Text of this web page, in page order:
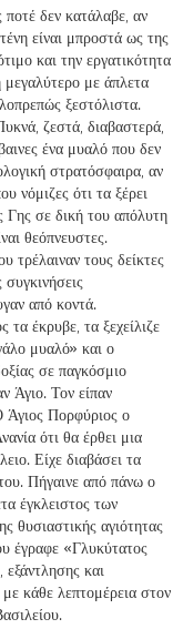
δεν κατάλαβε, αν
είναι μπροστά ως της
και την εργατικότητα
με άπλετα
ξεστόλιστα.
ζεστά, διαβαστερά,
ένα μυαλό που δεν
στρατόσφαιρα, αν
νόμιζες ότι τα ξέρει
Γης σε δική του απόλυτη
θεόπνευστες.
τρέλαιναν τους δείκτες
από κοντά.
έκρυβε, τα ξεχείλιζε
μυαλό» και ο
σε παγκόσμιο
Άγιο. Τον είπαν
Πορφύριος ο
ότι θα έρθει μια
Είχε διαβάσει τα
Πήγαινε από πάνω ο
έγκλειστος των
θυσιαστικής αγιότητας
έγραφε «Γλυκύτατος
και
κάθε λεπτομέρεια στον